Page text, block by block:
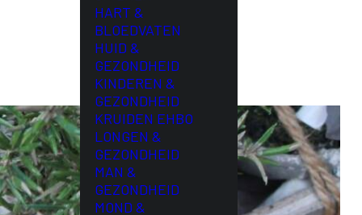
HART &
BLOEDVATEN
HUID &
GEZONDHEID
KINDEREN &
GEZONDHEID
KRUIDEN EHBO
LONGEN &
GEZONDHEID
MAN &
GEZONDHEID
MOND &